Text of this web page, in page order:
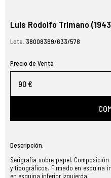
Luis Rodolfo Trimano
Lote. 38008399/633/578
Precio de Venta
90 €
Descripción.
Serigrafía sobre papel.
y tipográficos. Firmado en esquina
en esquina inferior izquierda.